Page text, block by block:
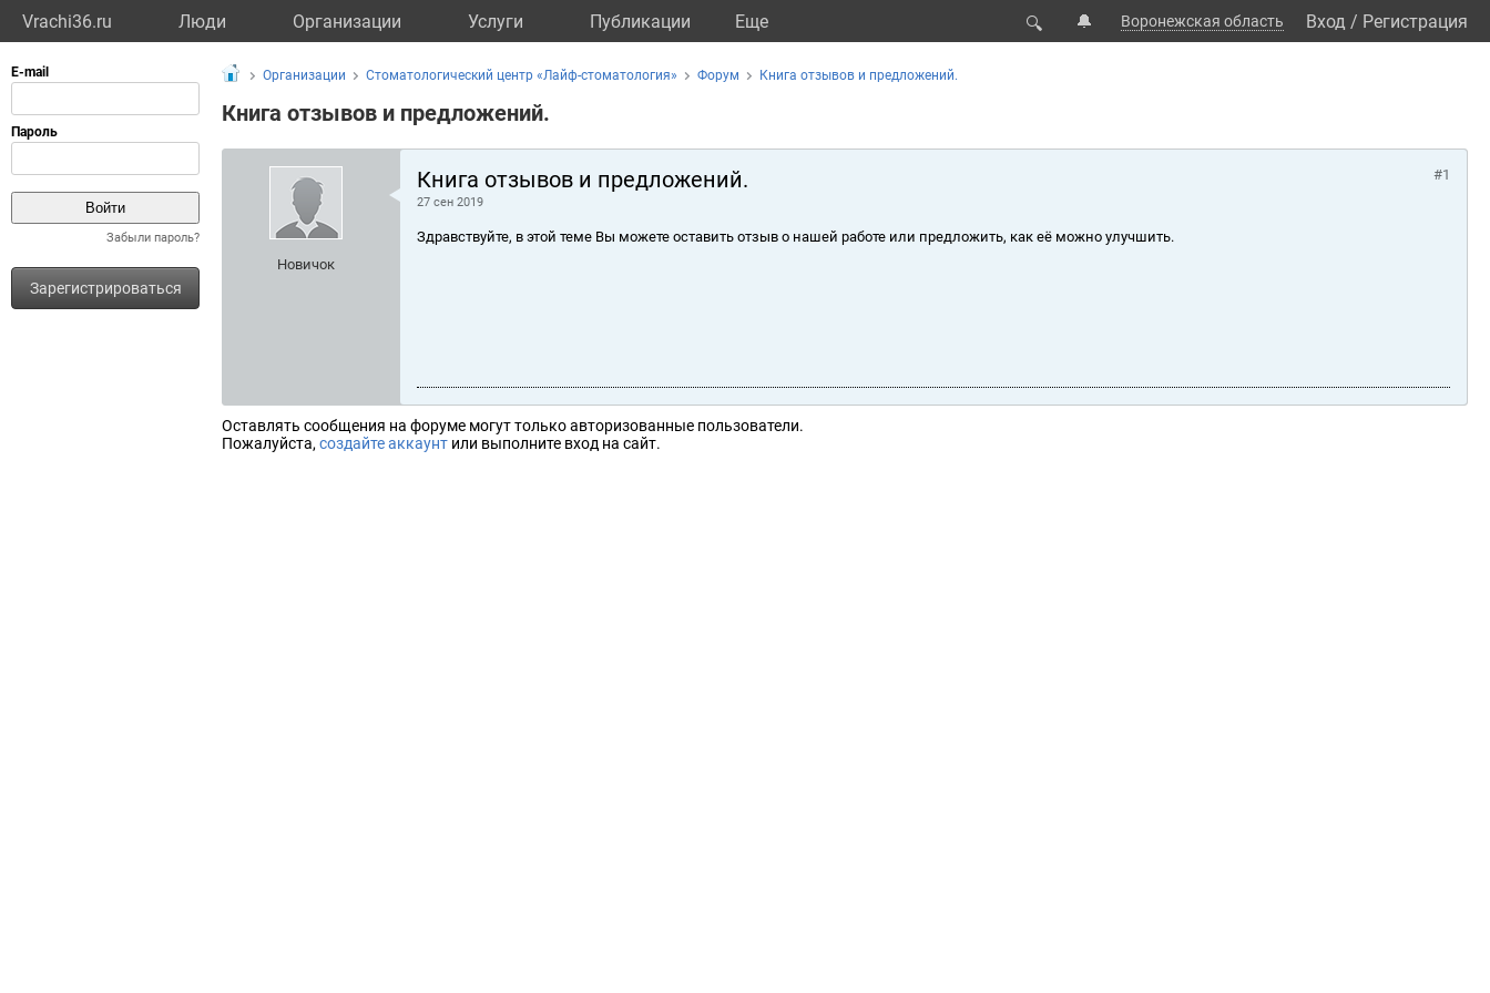
Vrachi36.ru Люди Организации Услуги Публикации Eще 🔍 🔔 Воронежская область Вход / Регистрация
Забыли пароль?
Зарегистрироваться
Организации Стоматологический центр «Лайф-стоматология» Форум Книга отзывов и предложений.
Книга отзывов и предложений.
Новичок
Книга отзывов и предложений.
27 сен 2019
#1
Здравствуйте, в этой теме Вы можете оставить отзыв о нашей работе или предложить, как её можно улучшить.
Оставлять сообщения на форуме могут только авторизованные пользователи.
Пожалуйста, создайте аккаунт или выполните вход на сайт.